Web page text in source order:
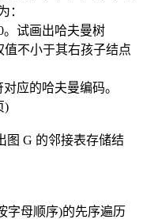
：
。试画出哈夫曼树
不小于其右孩子结点
应的哈夫曼编码。
)
图 G 的邻接表存储结
字母顺序)的先序遍历